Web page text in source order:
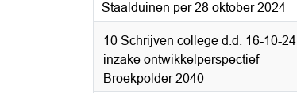
Staalduinen per 28 oktober 2024
10 Schrijven college d.d. 16-10-24
inzake ontwikkelperspectief
Broekpolder 2040